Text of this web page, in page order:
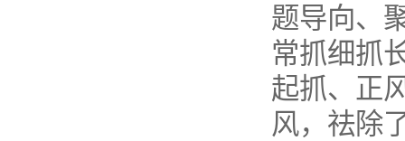
题导向、
常抓细抓
起抓、正
风，祛除